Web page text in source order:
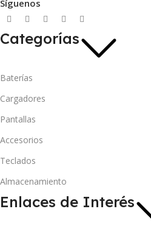
Síguenos
Categorías
Baterías
Cargadores
Pantallas
Accesorios
Teclados
Almacenamiento
Enlaces de Interés